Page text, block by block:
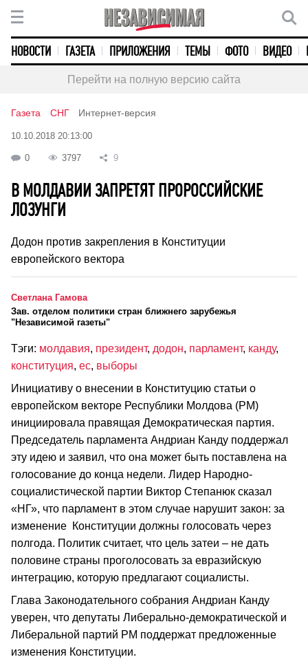
НОВОСТИ ГАЗЕТА ПРИЛОЖЕНИЯ ТЕМЫ ФОТО ВИДЕО
Перейти на полную версию сайта
Газета СНГ Интернет-версия
10.10.2018 20:13:00
0 3797 9
В МОЛДАВИИ ЗАПРЕТЯТ ПРОРОССИЙСКИЕ
ЛОЗУНГИ
Додон против закрепления в Конституции
европейского вектора
Светлана Гамова
Зав. отделом политики стран ближнего зарубежья
"Независимой газеты"
Тэги: молдавия, президент, додон, парламент, канду,
конституция, ес, выборы
Инициативу о внесении в Конституцию статьи о
европейском векторе Республики Молдова (РМ)
инициировала правящая Демократическая партия.
Председатель парламента Андриан Канду поддержал
эту идею и заявил, что она может быть поставлена на
голосование до конца недели. Лидер Народно-
социалистической партии Виктор Степанюк сказал
«НГ», что парламент в этом случае нарушит закон: за
изменение Конституции должны голосовать через
полгода. Политик считает, что цель затеи – не дать
половине страны проголосовать за евразийскую
интеграцию, которую предлагают социалисты.
Глава Законодательного собрания Андриан Канду
уверен, что депутаты Либерально-демократической и
Либеральной партий РМ поддержат предложенные
изменения Конституции.